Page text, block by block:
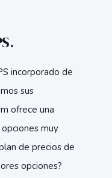
incorporado de
sus
ofrece una
muy
de precios de
opciones?